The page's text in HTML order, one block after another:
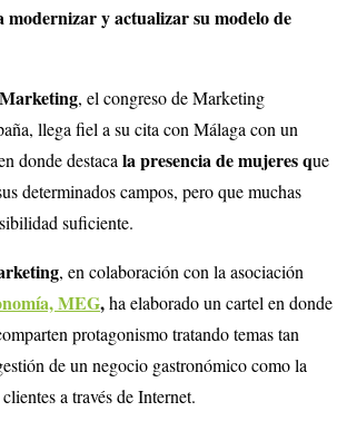
modernizar y actualizar su modelo de
, el congreso de Marketing
llega fiel a su cita con Málaga con un
donde destaca la presencia de mujeres que
determinados campos, pero que muchas
suficiente.
, en colaboración con la asociación
MEG,ha elaborado un cartel en donde
protagonismo tratando temas tan
de un negocio gastronómico como la
a través de Internet.